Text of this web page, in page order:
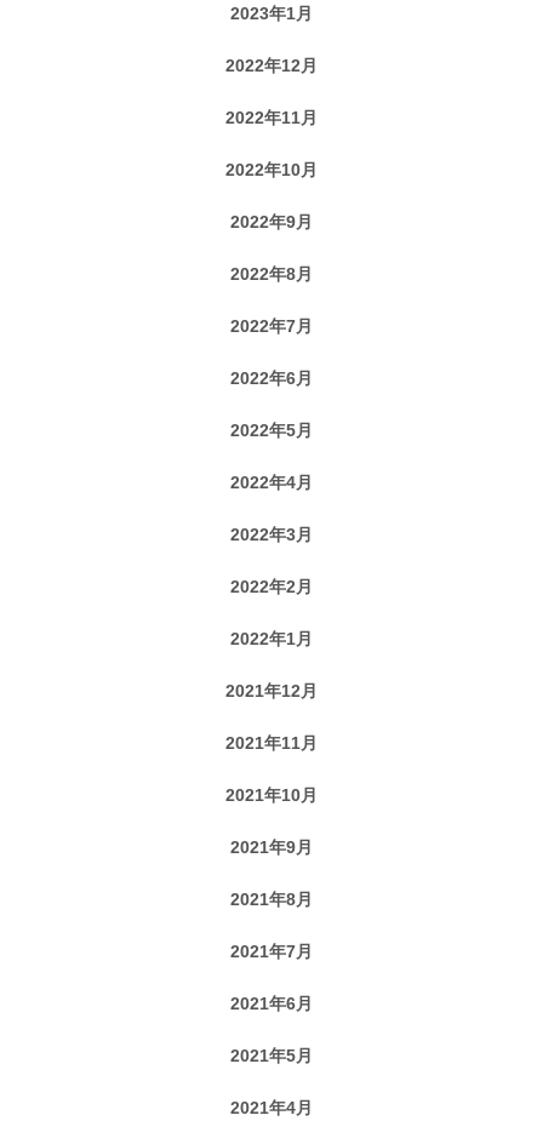
2023年1月
2022年12月
2022年11月
2022年10月
2022年9月
2022年8月
2022年7月
2022年6月
2022年5月
2022年4月
2022年3月
2022年2月
2022年1月
2021年12月
2021年11月
2021年10月
2021年9月
2021年8月
2021年7月
2021年6月
2021年5月
2021年4月